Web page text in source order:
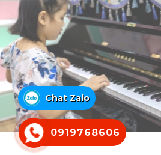
0919768606
Chat Zalo